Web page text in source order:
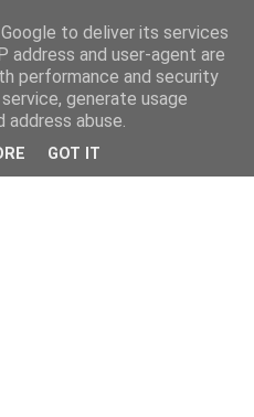
to deliver its services
address and user-agent are
performance and security
generate usage
abuse.
GOT IT